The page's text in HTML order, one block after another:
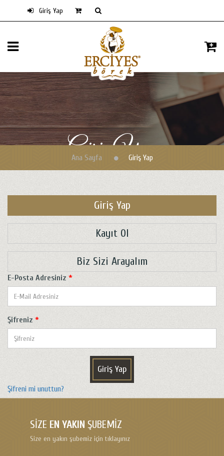
Giriş Yap
Giriş Yap
Ana Sayfa Giriş Yap
Giriş Yap
Kayıt Ol
Biz Sizi Arayalım
E-Posta Adresiniz *
Şifreniz *
Giriş Yap
Şifreni mi unuttun?
SIZE EN YAKIN ŞUBEMIZ
Size en yakın şubemiz için tıklayınız